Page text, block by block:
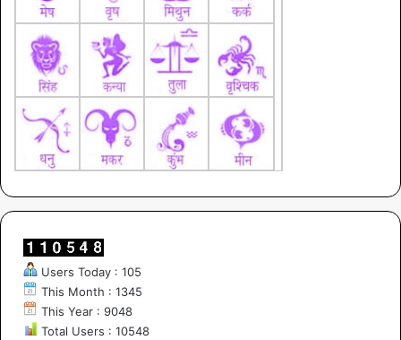
Users Today : 105
This Month : 1345
This Year : 9048
Total Users : 10548